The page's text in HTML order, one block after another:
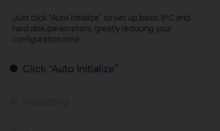
Just click “Auto Initialize” to set up basic IPC and
hard disk parameters, greatly reducing your
configuration time.
Click “Auto Initialize”